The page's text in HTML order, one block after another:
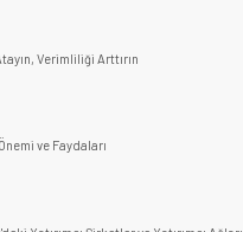
Verimliliği Arttırın
ve Faydaları